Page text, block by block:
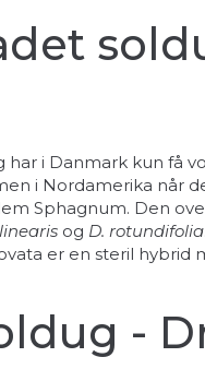
i Danmark kun få
i Nordamerika når
Sphagnum. Den
og D. rotundifolia
er en steril hybrid
-